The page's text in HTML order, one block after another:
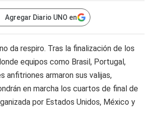
Agregar Diario UNO en
no da respiro. Tras la finalización de los
equipos como Brasil, Portugal,
anfitriones armaron sus valijas,
en marcha los cuartos de final de
por Estados Unidos, México y